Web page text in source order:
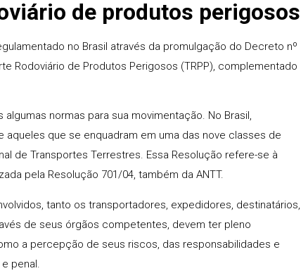
de produtos perigosos
no Brasil através da promulgação do Decreto nº
Rodoviário de Produtos Perigosos (TRPP), complementado
normas para sua movimentação. No Brasil,
que se enquadram em uma das nove classes de
de Transportes Terrestres. Essa Resolução refere-se à
pela Resolução 701/04, também da ANTT.
tanto os transportadores, expedidores, destinatários,
de seus órgãos competentes, devem ter pleno
a percepção de seus riscos, das responsabilidades e
penal.